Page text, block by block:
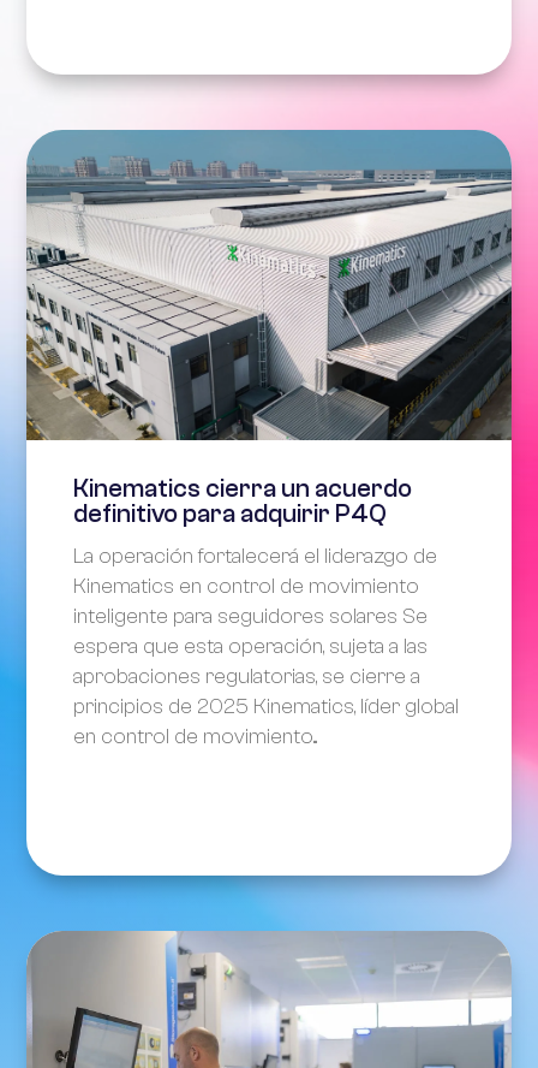
Kinematics cierra un acuerdo
definitivo para adquirir P4Q
La operación fortalecerá el liderazgo de
Kinematics en control de movimiento
inteligente para seguidores solares Se
espera que esta operación, sujeta a las
aprobaciones regulatorias, se cierre a
principios de 2025 Kinematics, líder global
en control de movimiento...